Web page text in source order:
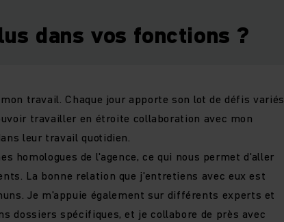
dans vos fonctions ?
travail. Chaque jour apporte son lot de défis variés
travailler en étroite collaboration avec mon
leur travail quotidien.
homologues de l'agence, ce qui nous permet d'aller
La bonne relation que j'entretiens avec eux est
Je m'appuie également sur différents experts et
dossiers spécifiques, et je collabore de près avec